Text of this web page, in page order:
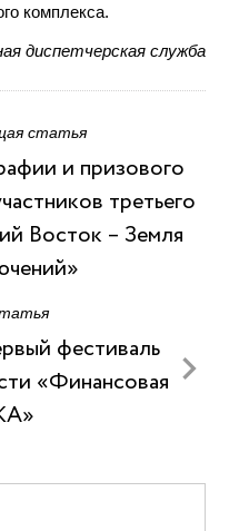
комплекса.
диспетчерская служба
статья
и призового
третьего
Восток – Земля
фестиваль
«Финансовая